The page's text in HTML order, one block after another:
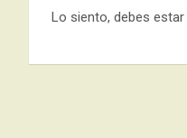
Lo siento, debes estar